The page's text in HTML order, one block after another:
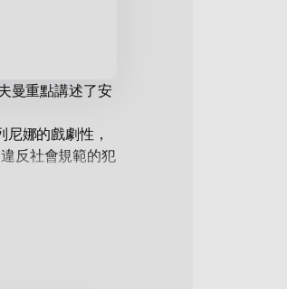
曼重點講述了安
娜的戲劇性，
反社會規範的犯
準的表演技術